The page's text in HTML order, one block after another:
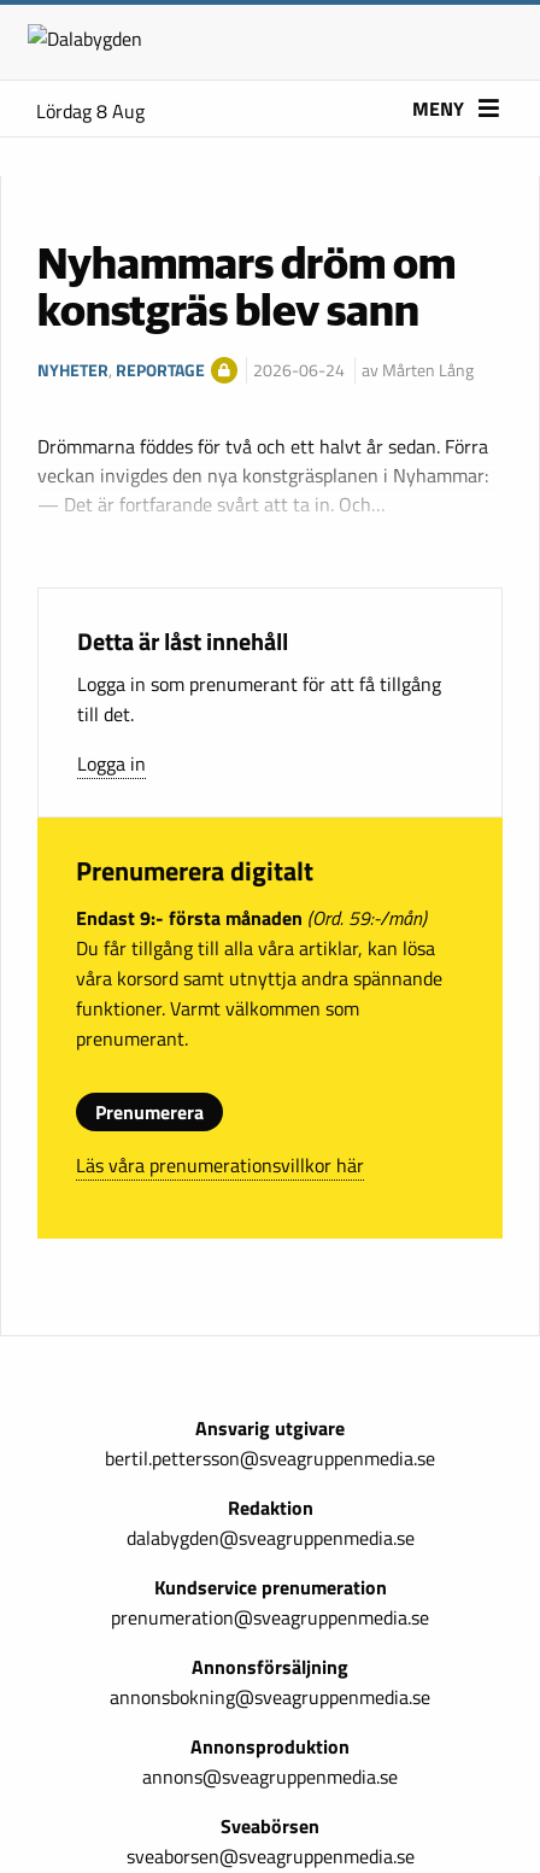
Lördag 8 Aug MENY
Nyhammars dröm om
konstgräs blev sann
NYHETER, REPORTAGE 2026-06-24 av Mårten Lång
Drömmarna föddes för två och ett halvt år sedan. Förra
veckan invigdes den nya konstgräsplanen i Nyhammar:
— Det är fortfarande svårt att ta in. Och…
Detta är låst innehåll
Logga in som prenumerant för att få tillgång
till det.
Logga in
Prenumerera digitalt
Endast 9:- första månaden (Ord. 59:-/mån)
Du får tillgång till alla våra artiklar, kan lösa
våra korsord samt utnyttja andra spännande
funktioner. Varmt välkommen som
prenumerant.
Prenumerera
Läs våra prenumerationsvillkor här
Ansvarig utgivare
bertil.pettersson@sveagruppenmedia.se
Redaktion
dalabygden@sveagruppenmedia.se
Kundservice prenumeration
prenumeration@sveagruppenmedia.se
Annonsförsäljning
annonsbokning@sveagruppenmedia.se
Annonsproduktion
annons@sveagruppenmedia.se
Sveabörsen
sveaborsen@sveagruppenmedia.se